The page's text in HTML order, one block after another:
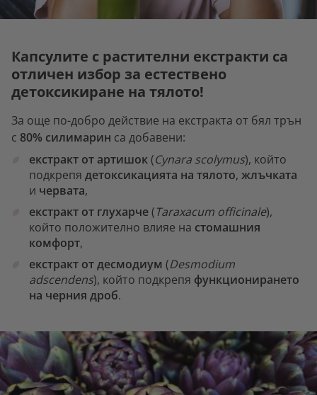
Капсулите с растителни екстракти са
отличен избор за естествено
детоксикиране на тялото!
За още по-добро действие на екстракта от бял трън
с 80% силимарин са добавени:
екстракт от артишок(Cynara scolymus), който
подкрепя детоксикацията на тялото, жлъчката
и червата,
екстракт от глухарче(Taraxacum officinale),
който положително влияе на стомашния
комфорт,
екстракт от десмодиум (Desmodium
adscendens), който подкрепя функционирането
на черния дроб.